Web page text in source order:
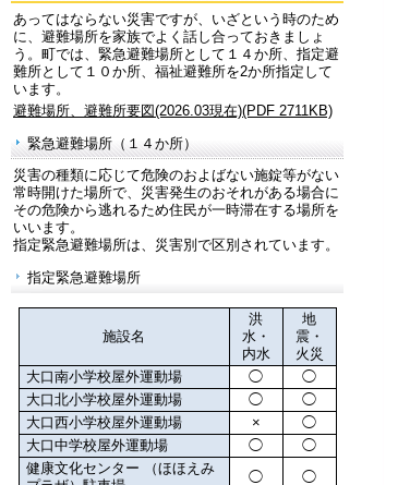
あってはならない災害ですが、いざという時のため
に、避難場所を家族でよく話し合っておきましょ
う。町では、緊急避難場所として１４か所、指定避
難所として１０か所、福祉避難所を2か所指定して
います。
避難場所、避難所要図(2026.03現在)(PDF 2711KB)
緊急避難場所（１４か所）
災害の種類に応じて危険のおよばない施錠等がない
常時開けた場所で、災害発生のおそれがある場合に
その危険から逃れるため住民が一時滞在する場所を
いいます。
指定緊急避難場所は、災害別で区別されています。
指定緊急避難場所
施設名
洪
水・
内水
地
震・
火災
大口南小学校屋外運動場
◯
◯
大口北小学校屋外運動場
◯
◯
大口西小学校屋外運動場
×
◯
大口中学校屋外運動場
◯
◯
健康文化センター （ほほえみ
◯
◯